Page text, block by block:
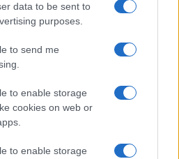
data to be sent to
purposes.
to send me
to enable storage
cookies on web or
to enable storage
según el tipo de
asturiana tradicional en casa